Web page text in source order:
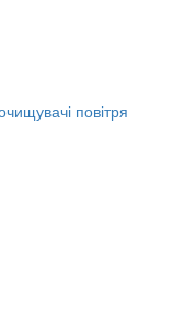
повітря